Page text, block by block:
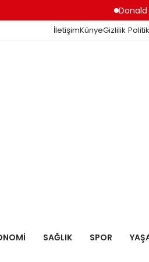
Donald
İletişimKünyeGizlilik
SAĞLIK SPOR